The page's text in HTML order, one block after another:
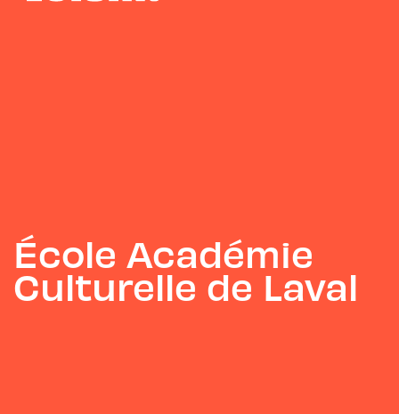
École Académie
Culturelle de Laval